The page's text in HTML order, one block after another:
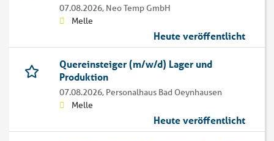
07.08.2026, Neo Temp GmbH
Melle
Heute veröffentlicht
Quereinsteiger (m/w/d) Lager und
Produktion
07.08.2026, Personalhaus Bad Oeynhausen
Melle
Heute veröffentlicht